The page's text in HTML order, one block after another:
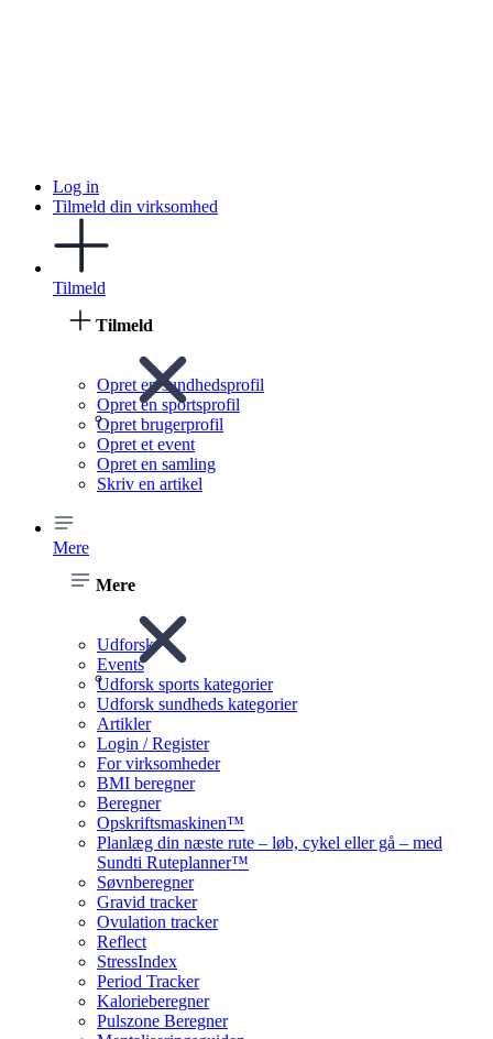
Log in
Tilmeld din virksomhed
Tilmeld
Tilmeld
Opret en sundhedsprofil
Opret en sportsprofil
Opret brugerprofil
Opret et event
Opret en samling
Skriv en artikel
Mere
Mere
Udforsk
Events
Udforsk sports kategorier
Udforsk sundheds kategorier
Artikler
Login / Register
For virksomheder
BMI beregner
Beregner
Opskriftsmaskinen™
Planlæg din næste rute – løb, cykel eller gå – med
Sundti Ruteplanner™
Søvnberegner
Gravid tracker
Ovulation tracker
Reflect
StressIndex
Period Tracker
Kalorieberegner
Pulszone Beregner